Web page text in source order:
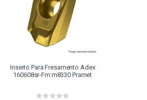
Inserto Para Fresamento Adex
160608sr-Fm:m8330 Pramet